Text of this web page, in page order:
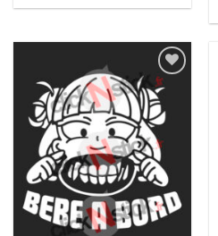
prix :
12.50€
Ajouter
à la
wishlist